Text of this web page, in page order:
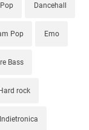
Dancehall
Pop Emo
Bass
rock
Indietronica